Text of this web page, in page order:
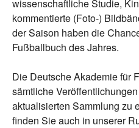
wissenschaftliche Studie,
kommentierte (Foto-)
der Saison haben die
Fußballbuch des Jahres.
Die Deutsche Akademie für
sämtliche
aktualisierten Sammlung zu
finden Sie auch in unserer